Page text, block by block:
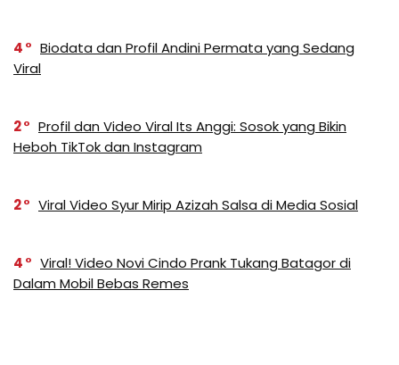
4
Biodata dan Profil Andini Permata yang Sedang
Viral
2
Profil dan Video Viral Its Anggi: Sosok yang Bikin
Heboh TikTok dan Instagram
2 Viral Video Syur Mirip Azizah Salsa di Media Sosial
4
Viral! Video Novi Cindo Prank Tukang Batagor di
Dalam Mobil Bebas Remes